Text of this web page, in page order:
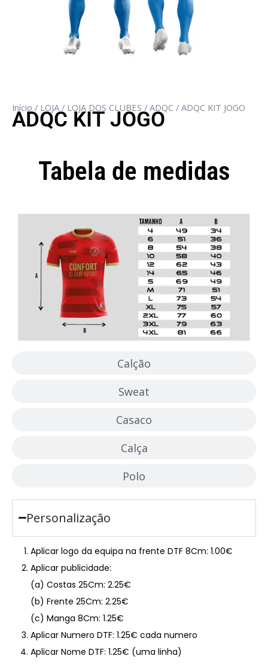
Início / LOJA / LOJA DOS CLUBES / ADQC / ADQC KIT JOGO
ADQC KIT JOGO
Tabela de medidas
Calção
Sweat
Casaco
Calça
Polo
Personalização
Aplicar logo da equipa na frente DTF 8Cm: 1.00€
Aplicar publicidade:
(a) Costas 25Cm: 2.25€
(b) Frente 25Cm: 2.25€
(c) Manga 8Cm: 1.25€
Aplicar Numero DTF: 1.25€ cada numero
Aplicar Nome DTF: 1.25€ (uma linha)